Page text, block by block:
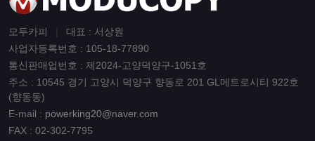
모두카피
대표 : 서상원
사업자등록번호 : 105-18-77890
통신판매업번호 : 제2024-고양덕양구-1051호
주소 : 10545 경기 고양시 덕양구 향동로 201 GL메트로시티 922호
(향동동)
E-mail : powerking20@naver.com
FAX : 02-302-7795